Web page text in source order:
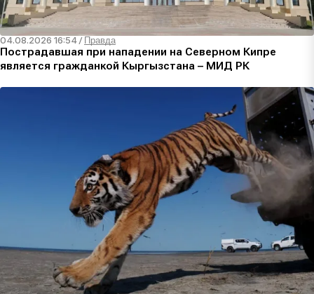
04.08.2026 16:54 / Правда
Пострадавшая при нападении на Северном Кипре
является гражданкой Кыргызстана – МИД РК